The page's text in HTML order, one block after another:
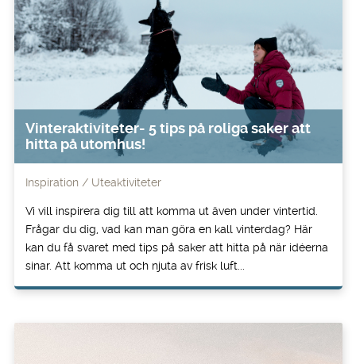
Vinteraktiviteter- 5 tips på roliga saker att
hitta på utomhus!
Inspiration Uteaktiviteter
Vi vill inspirera dig till att komma ut även under vintertid.
Frågar du dig, vad kan man göra en kall vinterdag? Här
kan du få svaret med tips på saker att hitta på när idéerna
sinar. Att komma ut och njuta av frisk luft...